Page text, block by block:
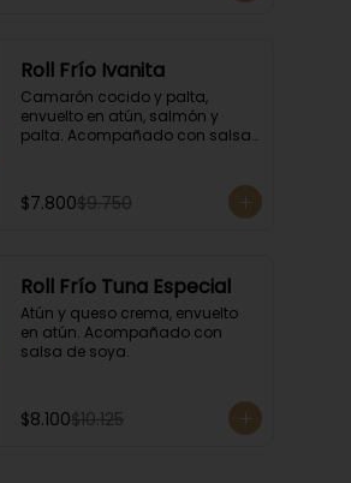
Roll Frío Ivanita
Camarón cocido y palta,
envuelto en atún, salmón y
palta. Acompañado con salsa
$7.800$9.750
Roll Frío Tuna Especial
Atún y queso crema, envuelto
en atún. Acompañado con
salsa de soya.
$8.100$10.125